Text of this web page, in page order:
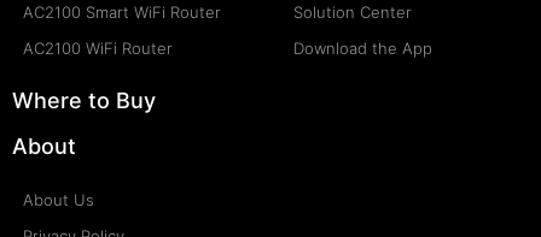
AC2100 Smart WiFi Router
AC2100 WiFi Router
Solution Center
Download the App
Where to Buy
About
About Us